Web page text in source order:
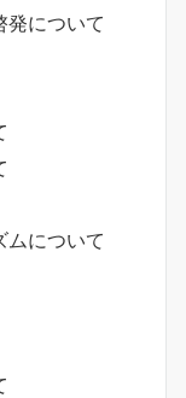
発について
ムについて